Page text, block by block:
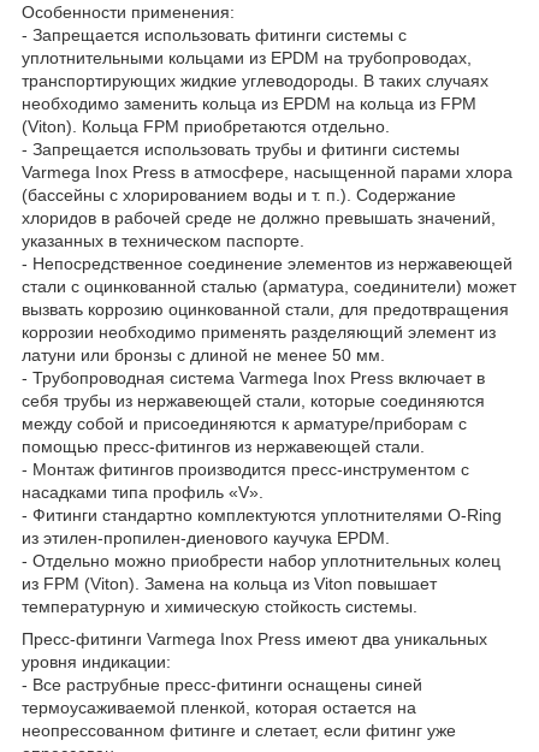
Особенности применения:
- Запрещается использовать фитинги системы с
уплотнительными кольцами из EPDM на трубопроводах,
транспортирующих жидкие углеводороды. В таких случаях
необходимо заменить кольца из EPDM на кольца из FPM
(Viton). Кольца FPM приобретаются отдельно.
- Запрещается использовать трубы и фитинги системы
Varmega Inox Press в атмосфере, насыщенной парами хлора
(бассейны с хлорированием воды и т. п.). Содержание
хлоридов в рабочей среде не должно превышать значений,
указанных в техническом паспорте.
- Непосредственное соединение элементов из нержавеющей
стали с оцинкованной сталью (арматура, соединители) может
вызвать коррозию оцинкованной стали, для предотвращения
коррозии необходимо применять разделяющий элемент из
латуни или бронзы с длиной не менее 50 мм.
- Трубопроводная система Varmega Inox Press включает в
себя трубы из нержавеющей стали, которые соединяются
между собой и присоединяются к арматуре/приборам с
помощью пресс-фитингов из нержавеющей стали.
- Монтаж фитингов производится пресс-инструментом с
насадками типа профиль «V».
- Фитинги стандартно комплектуются уплотнителями O-Ring
из этилен-пропилен-диенового каучука EPDM.
- Отдельно можно приобрести набор уплотнительных колец
из FPM (Viton). Замена на кольца из Viton повышает
температурную и химическую стойкость системы.
Пресс-фитинги Varmega Inox Press имеют два уникальных
уровня индикации:
- Все раструбные пресс-фитинги оснащены синей
термоусаживаемой пленкой, которая остается на
неопрессованном фитинге и слетает, если фитинг уже